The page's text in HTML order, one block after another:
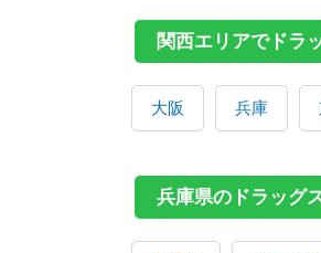
関西エリアでドラ
大阪 兵庫
兵庫県のドラッグ